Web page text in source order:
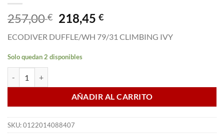
257,00€ El
precio
original
era:
257,00 €.
218,45€El
actual
ECODIVER DUFFLE/WH 79/31 CLIMBING IVY
Solo quedan 2 disponibles
AÑADIR AL CARRITO
SKU:0122014088407